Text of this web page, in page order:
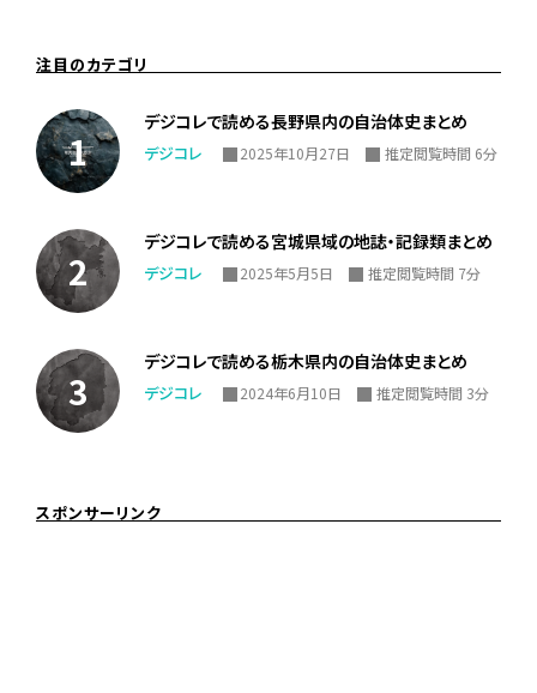
注目のカテゴリ
デジコレで読める長野県内の自治体史まとめ
デジコレ 2025年10月27日 推定閲覧時間 6分
デジコレで読める宮城県域の地誌・記録類まとめ
デジコレ 2025年5月5日 推定閲覧時間 7分
デジコレで読める栃木県内の自治体史まとめ
デジコレ 2024年6月10日 推定閲覧時間 3分
スポンサーリンク